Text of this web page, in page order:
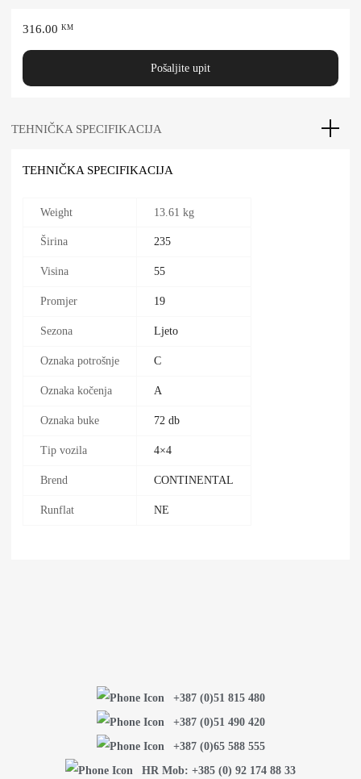
316.00 KM
Pošaljite upit
TEHNIČKA SPECIFIKACIJA
TEHNIČKA SPECIFIKACIJA
Weight 13.61 kg
Širina 235
Visina 55
Promjer 19
Sezona Ljeto
Oznaka potrošnje C
Oznaka kočenja A
Oznaka buke 72 db
Tip vozila 4×4
Brend CONTINENTAL
Runflat NE
+387 (0)51 815 480
+387 (0)51 490 420
+387 (0)65 588 555
HR Mob: +385 (0) 92 174 88 33